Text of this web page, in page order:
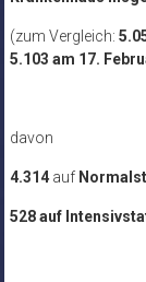
(zum Vergleich:
5.103 am 17.
davon
4.314 auf
528 auf